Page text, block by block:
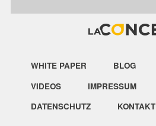
WHITE PAPER BLOG
VIDEOS
IMPRESSUM
DATENSCHUTZ
KONTAKT